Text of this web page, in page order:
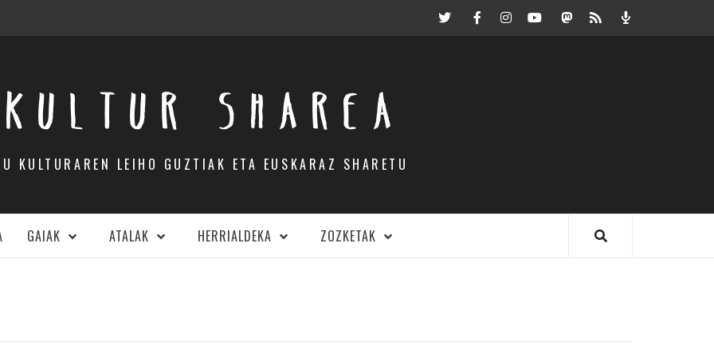
TwitterFacebookInstagramYoutubeMastodon.eus
RSS Podcast
KULTUR SHAREA
KULTURAREN LEIHO GUZTIAK ETA EUSKARAZ SHARETU
GAIAK ATALAK HERRIALDEKA ZOZKETAK